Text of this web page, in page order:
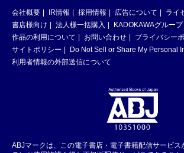
会社概要 IR情報 採用情報 広告について
ライ
書店様向け
法人様一括購入
KADOKAWAグループ
作品の利用について
お問い合わせ
プライバシー
サイトポリシー
Do Not Sell or Share My Personal
利用者情報の外部送信について
ABJマークは、この電子書店・電子書籍配信サービス